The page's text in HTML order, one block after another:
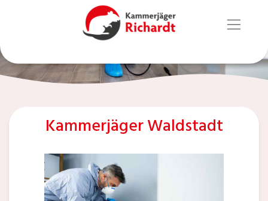
Kammerjäger Waldstadt